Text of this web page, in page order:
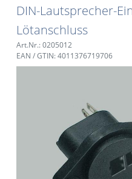
DIN-Lautsprecher-
Lötanschluss
Art.Nr.: 0205012
EAN / GTIN: 4011376719706